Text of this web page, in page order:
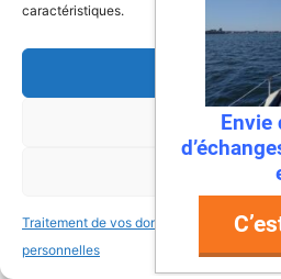
caractéristiques.
Refuser
Voir les
Traitement de vos données
personnelles
22 juillet 2026
Envie